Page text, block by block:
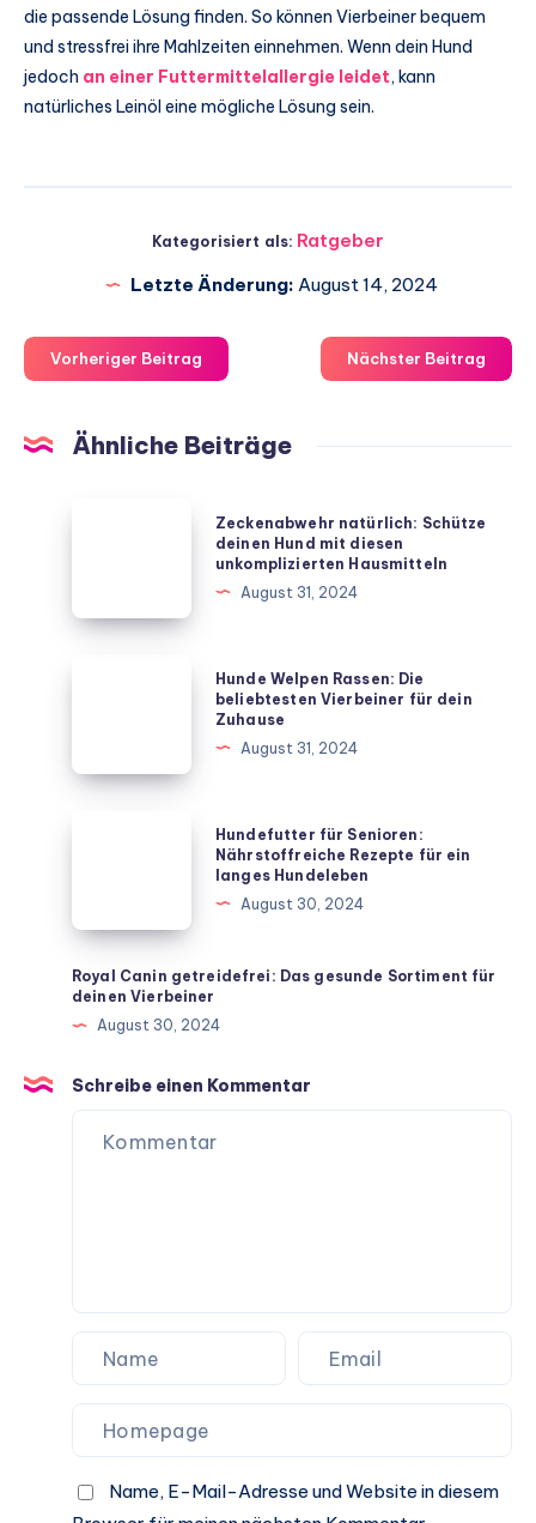
die passende Lösung finden. So können Vierbeiner bequem
und stressfrei ihre Mahlzeiten einnehmen. Wenn dein Hund
jedoch an einer Futtermittelallergie leidet, kann
natürliches Leinöl eine mögliche Lösung sein.
Kategorisiert als: Ratgeber
Letzte Änderung: August 14, 2024
Vorheriger Beitrag Nächster Beitrag
Ähnliche Beiträge
Hund
Zeckenabwehr natürlich: Schütze
deinen Hund mit diesen
unkomplizierten Hausmitteln
August 31, 2024
beliebtesten
Hunde Welpen Rassen: Die
beliebtesten Vierbeiner für dein
Zuhause
August 31, 2024
Rezepte
für
ein
langes
Hundefutter für Senioren:
Nährstoffreiche Rezepte für ein
langes Hundeleben
August 30, 2024
Royal Canin getreidefrei: Das gesunde Sortiment für
deinen Vierbeiner
August 30, 2024
Schreibe einen Kommentar
Name, E-Mail-Adresse und Website in diesem